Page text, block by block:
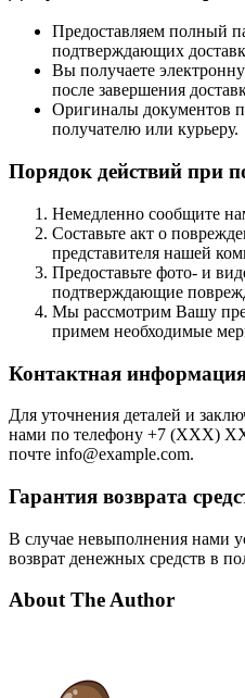
Предоставляем полный
подтверждающих
Вы получаете
после завершения
Оригиналы документов
получателю или курьеру.
Порядок действий при
Немедленно сообщите
Составьте акт о
представителя нашей
Предоставьте фото- и
подтверждающие
Мы рассмотрим Вашу
примем необходимые
Контактная
Для уточнения деталей и
нами по телефону +7 (XXX)
почте info@example.com.
Гарантия возврата
В случае невыполнения нами
возврат денежных средств в
About The Author